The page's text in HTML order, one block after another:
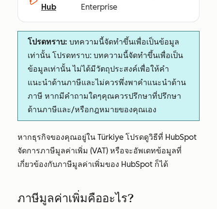
Hub
Enterprise
โปรดทราบ: บทความนี้จัดทำขึ้นเพื่อเป็นข้อมูล
เท่านั้น โปรดทราบ: บทความนี้จัดทำขึ้นเพื่อเป็น
ข้อมูลเท่านั้น ไม่ได้มีวัตถุประสงค์เพื่อให้คำ
แนะนำด้านภาษีและไม่ควรพึ่งพาคำแนะนำด้าน
ภาษี หากมีคำถามใดๆคุณควรปรึกษาที่ปรึกษา
ด้านภาษีและ/หรือกฎหมายของคุณเอง
หากธุรกิจของคุณอยู่ใน Türkiye โปรดดูวิธีที่ HubSpot
จัดการภาษีมูลค่าเพิ่ม (VAT) หรือจะอัพเดทข้อมูลที่
เกี่ยวข้องกับภาษีมูลค่าเพิ่มของ HubSpot ก็ได้
ภาษีมูลค่าเพิ่มคืออะไร?